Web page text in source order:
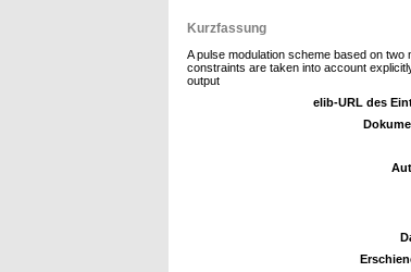
Kurzfassung
A pulse modulation scheme based on
constraints are taken into account
output
elib-URL des